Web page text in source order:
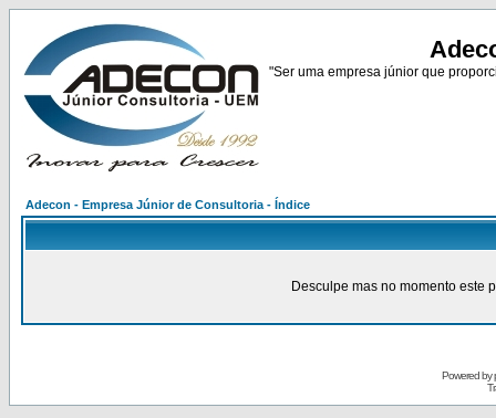
"Ser uma empresa júnior que
Adecon - Empresa Júnior de Consultoria - Índice
Desculpe mas no momento este
Powered by